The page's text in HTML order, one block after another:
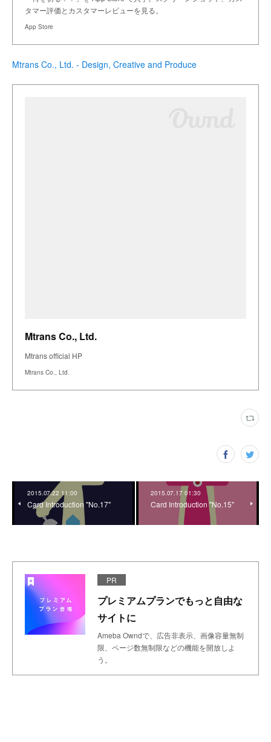
タマー評価とカスタマーレビューを見る。
App Store
Mtrans Co., Ltd. - Design, Creative and Produce
Mtrans Co., Ltd.
Mtrans official HP
Mtrans Co., Ltd.
2015.07.22 11:00
Card Introduction "No.17"
2015.07.17 01:30
Card Introduction "No.15"
PR
プレミアムプランでもっと自由な
サイトに
Ameba Owndで、広告非表示、画像容量無制
限、ページ数無制限などの機能を開放しよ
う。